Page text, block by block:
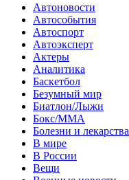
Автоновости
Автособытия
Автоспорт
Автоэксперт
Актеры
Аналитика
Баскетбол
Безумный мир
Биатлон/Лыжи
Бокс/MMA
Болезни и лекарства
В мире
В России
Вещи